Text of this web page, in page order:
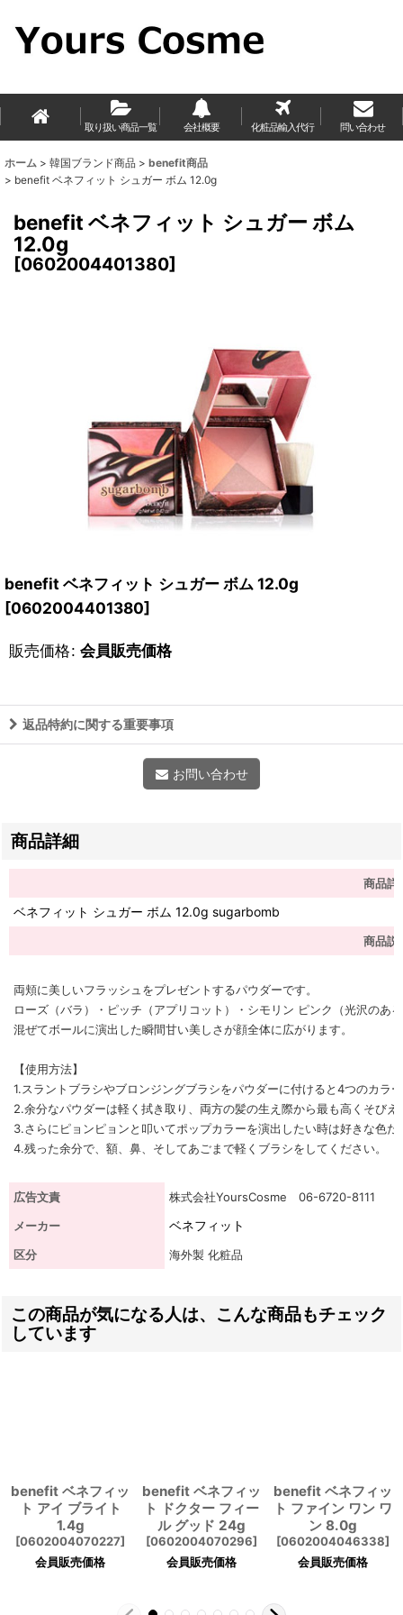
取り扱い商品一覧 会社概要 化粧品輸入代行 問い合わせ
ホーム > 韓国ブランド商品 > benefit商品
> benefit ベネフィット シュガー ボム 12.0g
benefit ベネフィット シュガー ボム
12.0g
[0602004401380]
benefit ベネフィット シュガー ボム 12.0g
[0602004401380]
販売価格: 会員販売価格
返品特約に関する重要事項
お問い合わせ
商品詳細
商品詳
ベネフィット シュガー ボム 12.0g sugarbomb
商品説
両頬に美しいフラッシュをプレゼントするパウダーです。
ローズ（バラ）・ピッチ（アプリコット）・シモリン ピンク（光沢の
混ぜてボールに演出した瞬間甘い美しさが顔全体に広がります。
【使用方法】
1.スラントブラシやブロンジングブラシをパウダーに付けると4つのカラ
2.余分なパウダーは軽く拭き取り、両方の髪の生え際から最も高くそび
3.さらにピョンピョンと叩いてポップカラーを演出したい時は好きな色
4.残った余分で、額、鼻、そしてあごまで軽くブラシをしてください。
広告文責
株式会社YoursCosme 06-6720-8111
メーカー
ベネフィット
区分 海外製 化粧品
この商品が気になる人は、こんな商品もチェック
しています
benefit ベネフィッ
ト アイ ブライト
1.4g
[0602004070227]
会員販売価格
benefit ベネフィッ
ト ドクター フィー
ル グッド 24g
[0602004070296]
会員販売価格
benefit ベネフィッ
ト ファイン ワン ワ
ン 8.0g
[0602004046338]
会員販売価格